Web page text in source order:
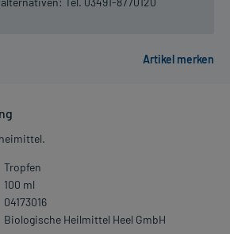
Tropfen
100 ml
04173016
Biologische Heilmittel Heel GmbH